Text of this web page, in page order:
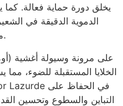
يخلق دورة حماية فعالة.
الدموية الدقيقة في
مخاطر اعتلال الشبكية وإجهاد العين.
الخلايا المستقبلة للضوء،
التباين والسطوع وتحسين